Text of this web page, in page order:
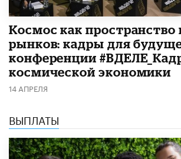
Космос как пространство
рынков: кадры для
конференции
космической экономики
14 АПРЕЛЯ
ВЫПЛАТЫ